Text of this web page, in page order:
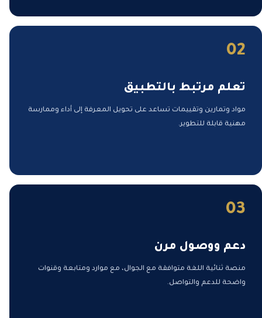
02
تعلم مرتبط بالتطبيق
مواد وتمارين وتقييمات تساعد على تحويل المعرفة إلى أداء وممارسة
مهنية قابلة للتطوير.
03
دعم ووصول مرن
منصة ثنائية اللغة متوافقة مع الجوال، مع موارد ومتابعة وقنوات
واضحة للدعم والتواصل.